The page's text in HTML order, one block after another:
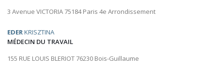
3 Avenue VICTORIA 75184 Paris 4e Arrondissement
EDERKRISZTINA
MÉDECIN DU TRAVAIL
155 RUE LOUIS BLERIOT 76230 Bois-Guillaume